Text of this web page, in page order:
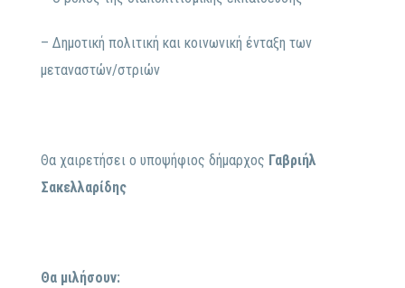
– Δημοτική πολιτική και κοινωνική ένταξη των
μεταναστών/στριών
Θα χαιρετήσει ο υποψήφιος δήμαρχος Γαβριήλ
Σακελλαρίδης
Θα μιλήσουν: